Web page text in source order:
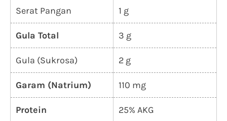
Serat Pangan 1 g
Gula Total 3 g
Gula (Sukrosa) 2 g
Garam (Natrium) 110 mg
Protein 25% AKG